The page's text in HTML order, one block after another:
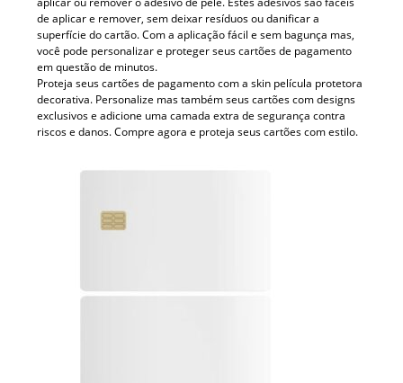
de aplicar e remover, sem deixar resíduos ou danificar a
superfície do cartão. Com a aplicação fácil e sem bagunça mas,
você pode personalizar e proteger seus cartões de pagamento
em questão de minutos.
Proteja seus cartões de pagamento com a skin película protetora
decorativa. Personalize mas também seus cartões com designs
exclusivos e adicione uma camada extra de segurança contra
riscos e danos. Compre agora e proteja seus cartões com estilo.